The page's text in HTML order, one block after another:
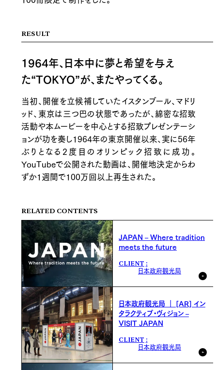
RESULT
1964年、日本中に夢と希望を与え
た“TOKYO”が、またやってくる。
当初、開催を立候補していたイスタンブール、マドリ
ッド、東京は三つ巴の状態であったが、綿密な招致
活動や本ムービーを中心とする招致プレゼンテーシ
ョンが功を奏し1964年の東京開催以来、実に56年
ぶりとなる2度目のオリンピック招致に成功。
YouTubeで公開された動画は、開催地決定からわ
ずか1週間で100万回以上再生された。
RELATED CONTENTS
JAPAN – Where tradition
meets the future
CLIENT
日本政府観光局
日本政府観光局 ｜ [AR] イン
タラクティブ・ヴィジョン –
VISIT JAPAN
CLIENT
日本政府観光局